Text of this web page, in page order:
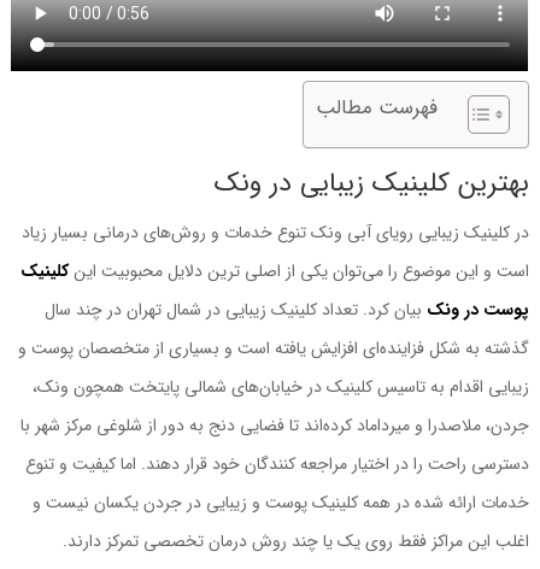
فهرست مطالب
بهترین کلینیک زیبایی در ونک
در کلینیک زیبایی رویای آبی ونک تنوع خدمات و روش‌های درمانی بسیار زیاد
است و این موضوع را می‌توان یکی از اصلی ترین دلایل محبوبیت اینکلینیک
پوست در ونک بیان کرد. تعداد کلینیک زیبایی در شمال تهران در چند سال
گذشته به شکل فزاینده‌ای افزایش یافته است و بسیاری از متخصصان پوست و
زیبایی اقدام به تاسیس کلینیک در خیابان‌های شمالی پایتخت همچون ونک،
جردن، ملاصدرا و میرداماد کرده‌اند تا فضایی دنج به دور از شلوغی مرکز شهر با
دسترسی راحت را در اختیار مراجعه کنندگان خود قرار دهند. اما کیفیت و تنوع
خدمات ارائه شده در همه کلینیک پوست و زیبایی در جردن یکسان نیست و
اغلب این مراکز فقط روی یک یا چند روش درمان تخصصی تمرکز دارند.